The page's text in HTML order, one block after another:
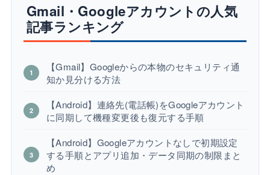
Gmail・Googleアカウントの人気
記事ランキング
【Gmail】Googleからの本物のセキュリティ通
知か見分ける方法
【Android】連絡先(電話帳)をGoogleアカウント
に同期して機種変更後も復元する手順
【Android】Googleアカウントなしで初期設定
する手順とアプリ追加・データ同期の制限まと
め